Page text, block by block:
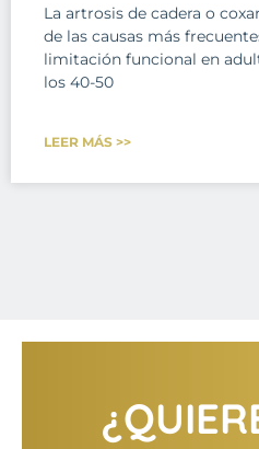
La artrosis de cadera o
de las causas más
limitación funcional en
los 40-50
LEER MÁS >>